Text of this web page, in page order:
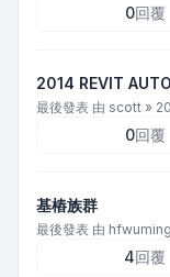
0回覆
2014 REVIT
最後發表 由 scott »
0回覆
基樁族群
最後發表 由 hfwuming
4回覆